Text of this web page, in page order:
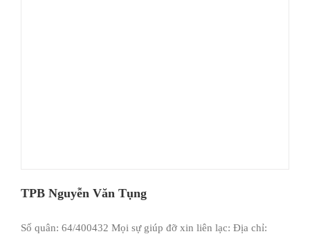
TPB Nguyễn Văn Tụng
Số quân: 64/400432 Mọi sự giúp đỡ xin liên lạc: Địa chỉ: